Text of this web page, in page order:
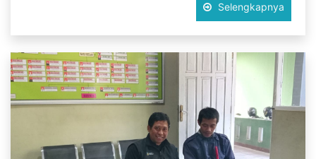
Selengkapnya